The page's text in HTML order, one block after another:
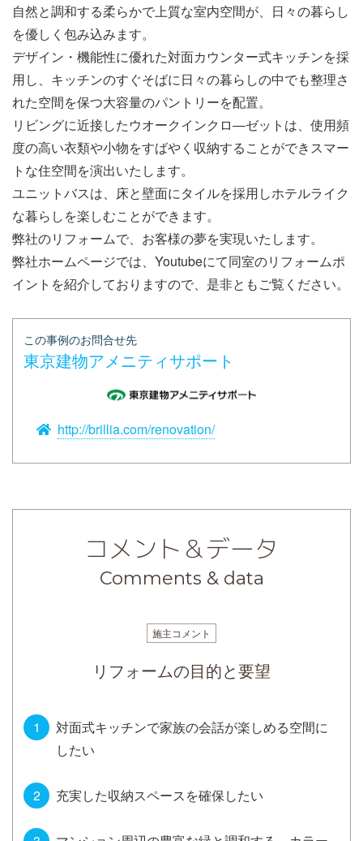
自然と調和する柔らかで上質な室内空間が、日々の暮らし
を優しく包み込みます。
デザイン・機能性に優れた対面カウンター式キッチンを採
用し、キッチンのすぐそばに日々の暮らしの中でも整理さ
れた空間を保つ大容量のパントリーを配置。
リビングに近接したウオークインクロ―ゼットは、使用頻
度の高い衣類や小物をすばやく収納することができスマー
トな住空間を演出いたします。
ユニットバスは、床と壁面にタイルを採用しホテルライク
な暮らしを楽しむことができます。
弊社のリフォームで、お客様の夢を実現いたします。
弊社ホームページでは、Youtubeにて同室のリフォームポ
イントを紹介しておりますので、是非ともご覧ください。
この事例のお問合せ先
東京建物アメニティサポート
http://brillia.com/renovation/
コメント＆データ
Comments & data
施主コメント
リフォームの目的と要望
対面式キッチンで家族の会話が楽しめる空間に
したい
充実した収納スペースを確保したい